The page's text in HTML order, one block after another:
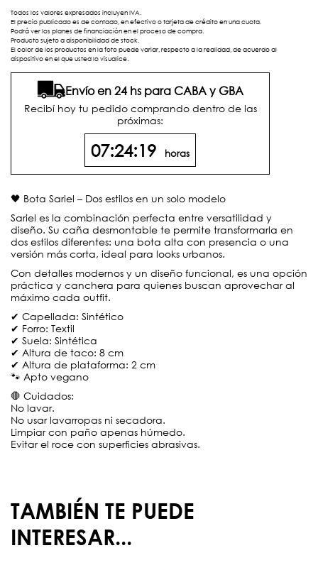
Todos los valores expresados incluyen IVA.
El precio publicado es de contado, en efectivo o tarjeta de crédito en una cuota.
Podrá ver los planes de financiación en el proceso de compra.
Producto sujeto a disponibilidad de stock.
El color de los productos en la foto puede variar, respecto a la realidad, de acuerdo al
dispositivo en el que usted lo visualice.
Envío en 24 hs para CABA y GBA
Recibí hoy tu pedido comprando dentro de las
próximas:
07:24:19 horas
🖤 Bota Sariel – Dos estilos en un solo modelo
Sariel es la combinación perfecta entre versatilidad y
diseño. Su caña desmontable te permite transformarla en
dos estilos diferentes: una bota alta con presencia o una
versión más corta, ideal para looks urbanos.
Con detalles modernos y un diseño funcional, es una opción
práctica y canchera para quienes buscan aprovechar al
máximo cada outfit.
✔ Capellada: Sintético
✔ Forro: Textil
✔ Suela: Sintética
✔ Altura de taco: 8 cm
✔ Altura de plataforma: 2 cm
🐾 Apto vegano
🛑 Cuidados:
No lavar.
No usar lavarropas ni secadora.
Limpiar con paño apenas húmedo.
Evitar el roce con superficies abrasivas.
TAMBIÉN TE PUEDE
INTERESAR...